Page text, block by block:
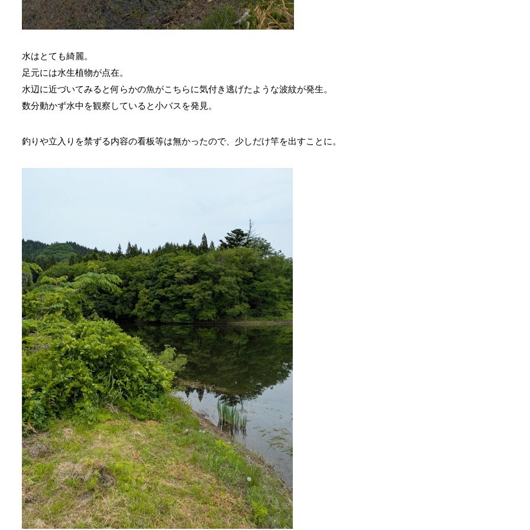
水はとても綺麗。
足元には水生植物が点在。
水辺に近づいてみると何らかの魚がこちらに気付き逃げたような波紋が発生。
数分動かず水中を観察していると小バスを発見。
釣りや立入りを禁ずる内容の看板等は無かったので、少しだけ竿を出すことに。